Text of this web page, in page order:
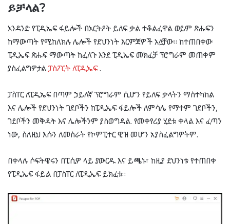
ይቻላል?
አንዳንድ የፒዲኤፍ ፋይሎች በአርትዖት ይለፍ ቃል ተቆልፈዋል ወይም ጽሑፍን
ከማውጣት የሚከለክሉ ሌሎች የደህንነት እርምጃዎች አሏቸው። ከተጠበቀው
ፒዲኤፍ ጽሑፍ ማውጣት ከፈለጉ እንደ ፒዲኤፍ መክፈቻ ፕሮግራም መጠቀም
ያስፈልግዎታል ፓስፖርት ለፒዲኤፍ .
ፓስፐር ለፒዲኤፍ በጣም ኃይለኛ ፕሮግራም ሲሆን የይለፍ ቃላትን ማስተካከል
እና ሌሎች የደህንነት ገደቦችን ከፒዲኤፍ ፋይሎች ለምሳሌ የማተም ገደቦችን,
ገደቦችን መቅዳት እና ሌሎችንም ያስወግዳል. የመቀየሪያ ሂደቱ ቀላል እና ፈጣን
ነው, ስለዚህ እሱን ለመስራት የኮምፒተር ዊዝ መሆን አያስፈልግዎትም.
በቀላሉ ሶፍትዌሩን በፒሲዎ ላይ ያውርዱ እና ይጫኑ፣ ከዚያ ደህንነቱ የተጠበቀ
የፒዲኤፍ ፋይል በፓስፐር ለፒዲኤፍ ይክፈቱ።